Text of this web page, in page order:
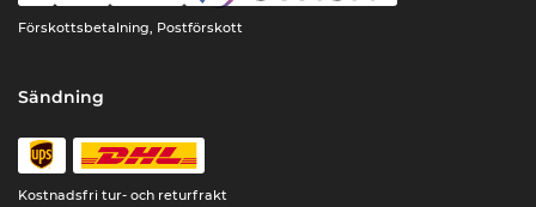
Förskottsbetalning, Postförskott
Sändning
Kostnadsfri tur- och returfrakt